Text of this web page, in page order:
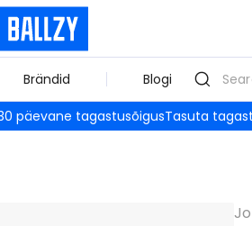
Brändid Blogi
päevane tagastusõigusTasuta